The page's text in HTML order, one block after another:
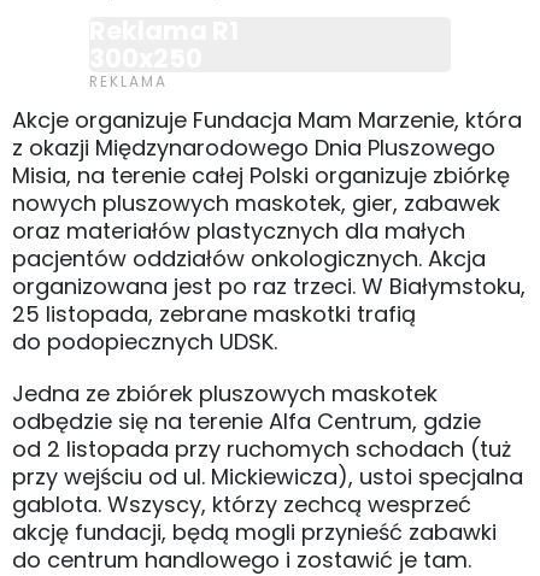
Akcje organizuje Fundacja Mam Marzenie, która
z okazji Międzynarodowego Dnia Pluszowego
Misia, na terenie całej Polski organizuje zbiórkę
nowych pluszowych maskotek, gier, zabawek
oraz materiałów plastycznych dla małych
pacjentów oddziałów onkologicznych. Akcja
organizowana jest po raz trzeci. W Białymstoku,
25 listopada, zebrane maskotki trafią
do podopiecznych UDSK.
Jedna ze zbiórek pluszowych maskotek
odbędzie się na terenie Alfa Centrum, gdzie
od 2 listopada przy ruchomych schodach (tuż
przy wejściu od ul. Mickiewicza), ustoi specjalna
gablota. Wszyscy, którzy zechcą wesprzeć
akcję fundacji, będą mogli przynieść zabawki
do centrum handlowego i zostawić je tam.